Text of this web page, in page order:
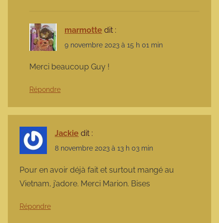
marmotte dit :
9 novembre 2023 à 15 h 01 min
Merci beaucoup Guy !
Répondre
Jackie dit :
8 novembre 2023 à 13 h 03 min
Pour en avoir déjà fait et surtout mangé au
Vietnam, j’adore. Merci Marion. Bises
Répondre